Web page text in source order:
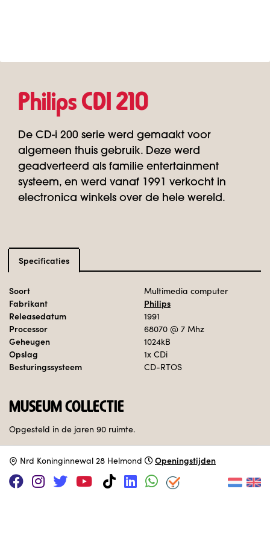
Philips CDI 210
De CD-i 200 serie werd gemaakt voor
algemeen thuis gebruik. Deze werd
geadverteerd als familie entertainment
systeem, en werd vanaf 1991 verkocht in
electronica winkels over de hele wereld.
Specificaties
Soort Multimedia computer
Fabrikant
Philips
Releasedatum
1991
Processor 68070 @ 7 Mhz
Geheugen 1024kB
Opslag 1x CDi
Besturingssysteem CD-RTOS
MUSEUM COLLECTIE
Opgesteld in de jaren 90 ruimte.
Adopteer deze computer
Nrd Koninginnewal 28 Helmond Openingstijden